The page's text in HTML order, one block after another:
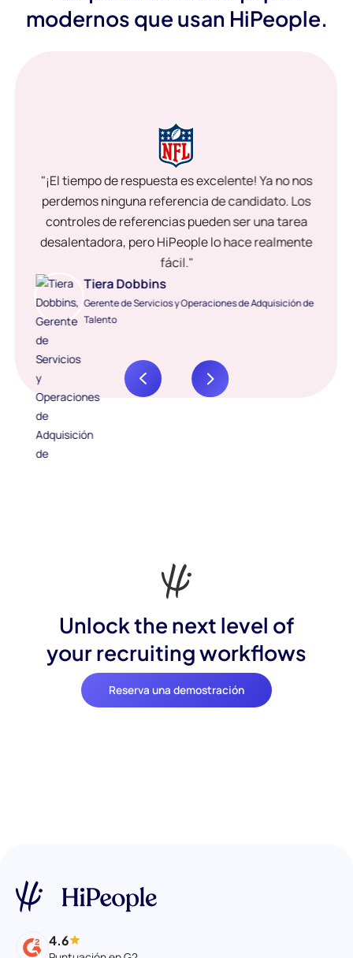
modernos que usan HiPeople.
"¡El tiempo de respuesta es excelente! Ya no nos
perdemos ninguna referencia de candidato. Los
controles de referencias pueden ser una tarea
desalentadora, pero HiPeople lo hace realmente
fácil."
Tiera Dobbins
Gerente de Servicios y Operaciones de Adquisición de
Talento
Unlock the next level of
your recruiting workflows
Reserva una demostración
4.6